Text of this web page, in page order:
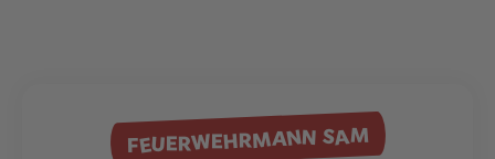
FEUERWEHRMANN SAM